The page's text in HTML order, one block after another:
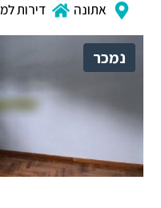
אתונה דירות
נמכר